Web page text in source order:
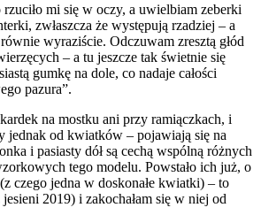
mi się w oczy, a uwielbiam zeberki
zwłaszcza że występują rzadziej – a
wyraziście. Odczuwam zresztą głód
– a tu jeszcze tak świetnie się
gumkę na dole, co nadaje całości
pazura”.
na mostku ani przy ramiączkach, i
jednak od kwiatków – pojawiają się na
i pasiasty dół są cechą wspólną różnych
tego modelu. Powstało ich już, o
czego jedna w doskonałe kwiatki) – to
2019) i zakochałam się w niej od